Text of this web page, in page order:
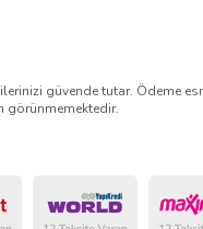
güvende tutar. Ödeme
görünmemektedir.